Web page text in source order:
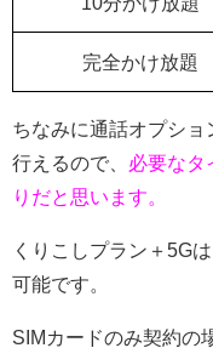
完全かけ放題
ちなみに通話オプシ
行えるので、 必要なタ
り だと思います。
くりこしプラン＋5G
可能です。
SIMカードのみ契約の